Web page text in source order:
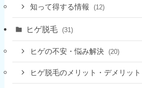
知って得する情報 (12)
ヒゲ脱毛 (31)
ヒゲの不安・悩み解決 (20)
ヒゲ脱毛のメリット・デメリット